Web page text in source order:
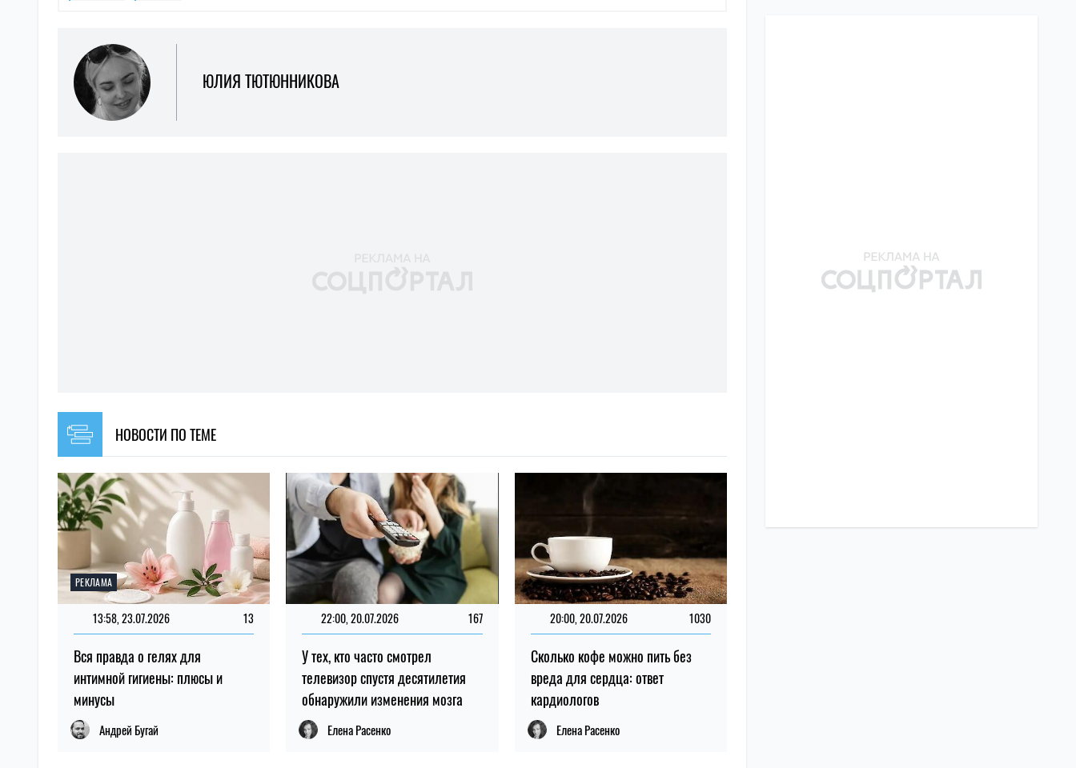
ЮЛИЯ ТЮТЮННИКОВА
НОВОСТИ ПО ТЕМЕ
РЕКЛАМА
13:58, 23.07.2026 13
Вся правда о гелях для
интимной гигиены: плюсы и
минусы
Андрей Бугай
22:00, 20.07.2026 167
У тех, кто часто смотрел
телевизор спустя десятилетия
обнаружили изменения мозга
Елена Расенко
20:00, 20.07.2026 1030
Сколько кофе можно пить без
вреда для сердца: ответ
кардиологов
Елена Расенко